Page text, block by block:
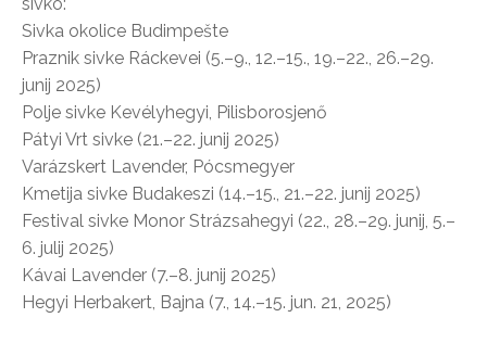
Sivka okolice Budimpešte
Praznik sivke Ráckevei (5.–9., 12.–15., 19.–22., 26.–29.
junij 2025)
Polje sivke Kevélyhegyi, Pilisborosjenő
Pátyi Vrt sivke (21.–22. junij 2025)
Varázskert Lavender, Pócsmegyer
Kmetija sivke Budakeszi (14.–15., 21.–22. junij 2025)
Festival sivke Monor Strázsahegyi (22., 28.–29. junij, 5.–
6. julij 2025)
Kávai Lavender (7.–8. junij 2025)
Hegyi Herbakert, Bajna (7., 14.–15. jun. 21, 2025)